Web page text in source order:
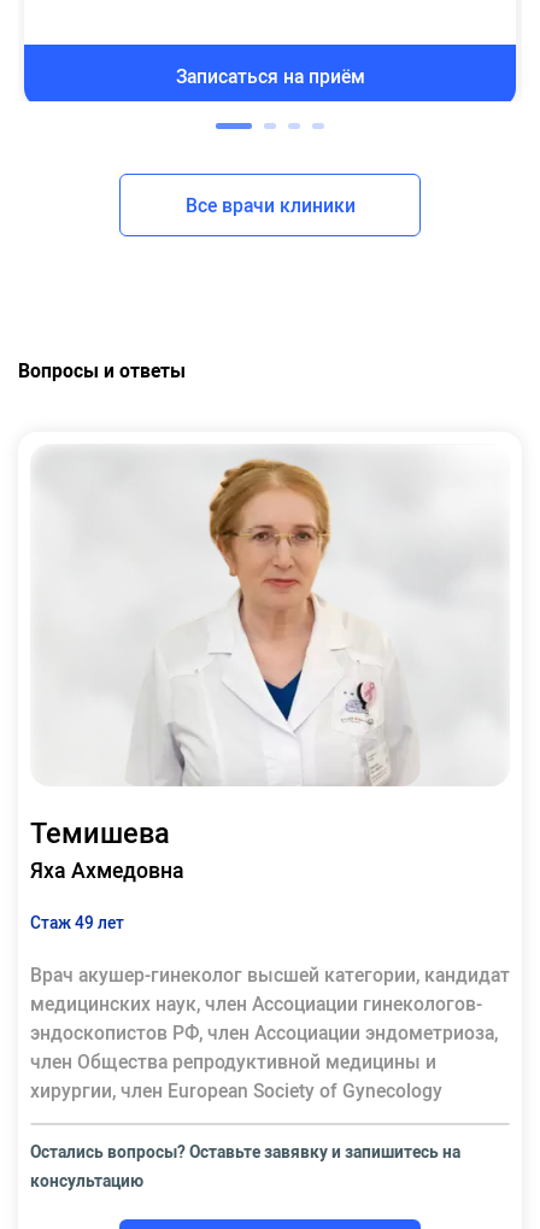
Записаться на приём
Все врачи клиники
Вопросы и ответы
Темишева
Яха Ахмедовна
Стаж 49 лет
Врач акушер-гинеколог высшей категории, кандидат
медицинских наук, член Ассоциации гинекологов-
эндоскопистов РФ, член Ассоциации эндометриоза,
член Общества репродуктивной медицины и
хирургии, член European Society of Gynecology
Остались вопросы? Оставьте завявку и запишитесь на
консультацию